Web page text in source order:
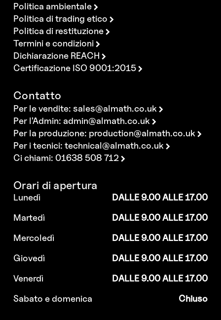
Politica ambientale
Politica di trading etico
Politica di restituzione
Termini e condizioni
Dichiarazione REACH
Certificazione ISO 9001:2015
Contatto
Per le vendite:sales@almath.co.uk
Per l'Admin: admin@almath.co.uk
Per la produzione: production@almath.co.uk
Per i tecnici:technical@almath.co.uk
Ci chiami: 01638 508 712
Orari di apertura
Lunedì
DALLE 9.00 ALLE 17.00
Martedì
DALLE 9.00 ALLE 17.00
Mercoledì
DALLE 9.00 ALLE 17.00
Giovedì
DALLE 9.00 ALLE 17.00
Venerdì
DALLE 9.00 ALLE 17.00
Sabato e domenica
Chiuso